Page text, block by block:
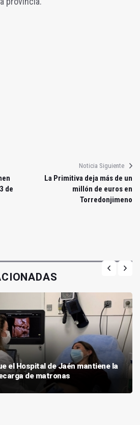
de
Noticia Siguiente
La Primitiva deja más de un
millón de euros en
Torredonjimeno
el Hospital de Jaén mantiene la
de matronas